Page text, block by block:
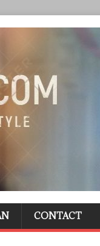
CONTACT